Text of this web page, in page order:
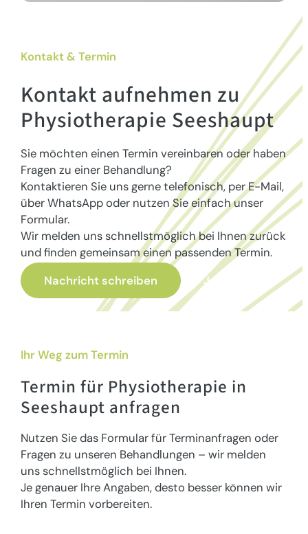
Kontakt & Termin
Kontakt aufnehmen zu
Physiotherapie Seeshaupt
Sie möchten einen Termin vereinbaren oder haben
Fragen zu einer Behandlung?
Kontaktieren Sie uns gerne telefonisch, per E-Mail,
über WhatsApp oder nutzen Sie einfach unser
Formular.
Wir melden uns schnellstmöglich bei Ihnen zurück
und finden gemeinsam einen passenden Termin.
Nachricht schreiben
Jetzt anrufen
Ihr Weg zum Termin
Termin für Physiotherapie in
Seeshaupt anfragen
Nutzen Sie das Formular für Terminanfragen oder
Fragen zu unseren Behandlungen – wir melden
uns schnellstmöglich bei Ihnen.
Je genauer Ihre Angaben, desto besser können wir
Ihren Termin vorbereiten.